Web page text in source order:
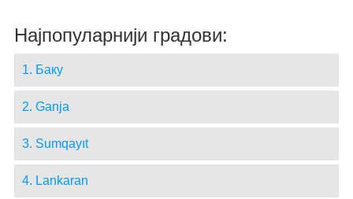
Најпопуларнији градови:
1. Баку
2. Ganja
3. Sumqayıt
4. Lankaran